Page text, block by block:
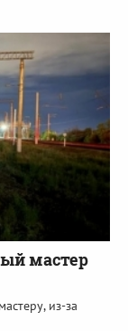
мастер
из-за